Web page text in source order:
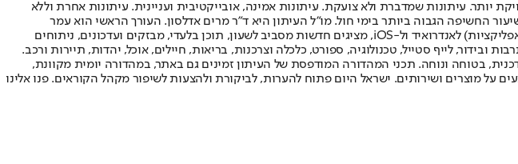
יותר. עיתונות שמדברת ולא צועקת. עיתונות אמינה, אובייקטיבית ועניינית. עיתונות אחרת וללא
2010 הפך "ישראל היום" לעיתון הישראלי בעל שיעור החשיפה הגבוה ביותר בימי חול. מו"ל העיתון היא ד"ר מרים אדלסון. העורך הראשי הוא עמר
לחמנוביץ, והעורך המייסד הוא עמוס רגב. אתרי האינטרנט של "ישראל היום" בעברית ובאנגלית, כמו כן היישומונים (אפליקציות) לאנדרואיד ול-iOS, מציגים חדשות מסביב לשעון, תוכן בלעדי, מבזקים ועדכונים, ניתוחים
ובידור, לייף סטייל, טכנולוגיה, ספורט, כלכלה וצרכנות, בריאות, חיילים, אוכל, יהדות, תיירות ורכב.
בטוחה ונוחה. תכני המהדורה המודפסת של העיתון זמינים גם באתר, במהדורה יומית מקוונת,
על מוצרים ושירותים. ישראל היום פתוח להערות, לביקורת ולהצעות לשיפור מקהל הקוראים. פנו אלינו